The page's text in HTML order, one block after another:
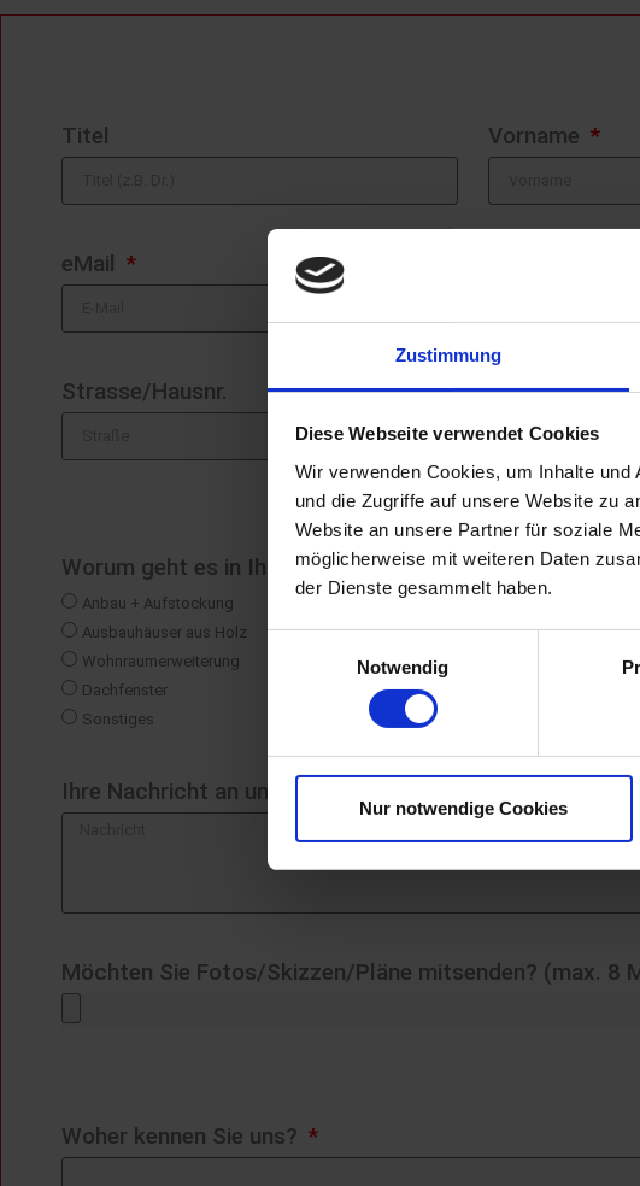
Zustimmung
Diese Webseite verwendet Cookies
Wir verwenden Cookies, um Inhalte
und die Zugriffe auf unsere Website zu
Website an unsere Partner für soziale
möglicherweise mit weiteren Daten
der Dienste gesammelt haben.
Notwendig
Nur notwendige Cookies
Titel Vorname
eMail
Strasse/Hausnr. PLZ
Worum geht es in Ihrer Anfrage?
Anbau + Aufstockung
Ausbauhäuser aus Holz
Wohnraumerweiterung
Dachfenster
Sonstiges
Ihre Nachricht an uns
Möchten Sie Fotos/Skizzen/Pläne mitsenden? (max. 8
Woher kennen Sie uns?